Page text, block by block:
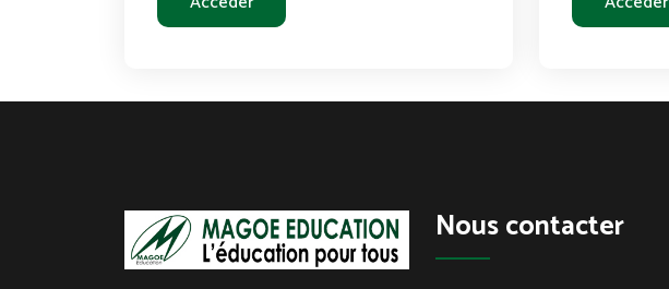
Nous contacter